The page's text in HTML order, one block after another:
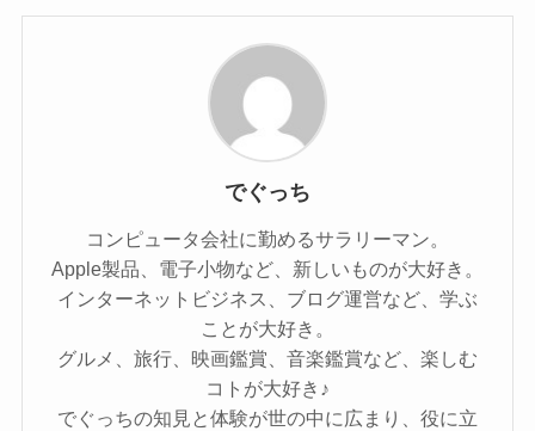
でぐっち
コンピュータ会社に勤めるサラリーマン。
Apple製品、電子小物など、新しいものが大好き。
インターネットビジネス、ブログ運営など、学ぶ
ことが大好き。
グルメ、旅行、映画鑑賞、音楽鑑賞など、楽しむ
コトが大好き♪
でぐっちの知見と体験が世の中に広まり、役に立